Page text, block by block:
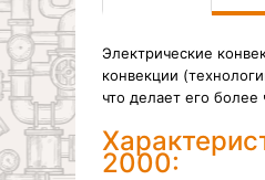
Электрические
конвекции
что делает его
2000: